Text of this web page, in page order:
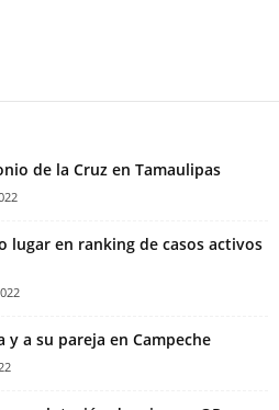
de la Cruz en Tamaulipas
lugar en ranking de casos activos
a su pareja en Campeche